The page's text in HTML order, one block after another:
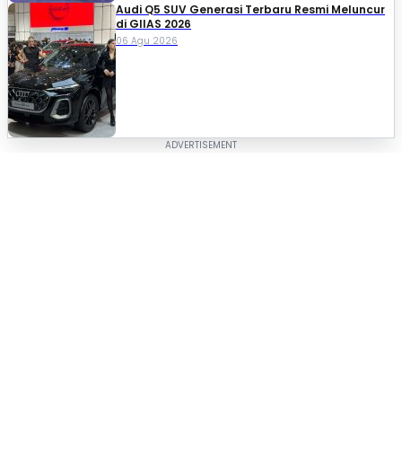
Audi Q5 SUV Generasi Terbaru Resmi Meluncur
di GIIAS 2026
06 Agu 2026